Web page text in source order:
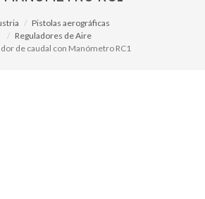
Pistolas aerográficas
Reguladores de Aire
de caudal con Manómetro RC1